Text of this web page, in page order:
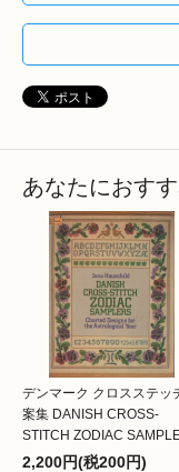
あなたにおす
デンマーク クロスステッ
案集 DANISH CROSS-
STITCH ZODIAC
2,200円(税200円)